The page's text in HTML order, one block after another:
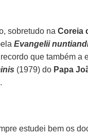
sobretudo naCoreia
Evangelii
que também a
(1979) do Papa
estudei bem os